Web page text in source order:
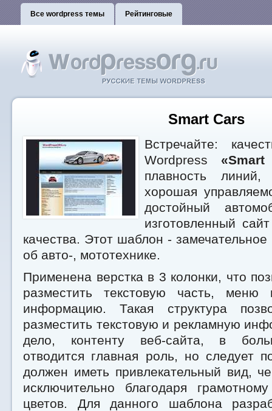
Все wordpress темы Рейтинговые
Smart Cars
Встречайте:
Wordpress
плавность
хорошая
достойный
изготовленный
качества. Этот шаблон -
об авто-, мототехнике.
Применена верстка в 3 колонки, что
разместить текстовую часть, меню
информацию. Такая структура
разместить текстовую и рекламную
дело, контенту веб-сайта, в
отводится главная роль, но следует
должен иметь привлекательный вид,
исключительно благодаря
цветов. Для данного шаблона